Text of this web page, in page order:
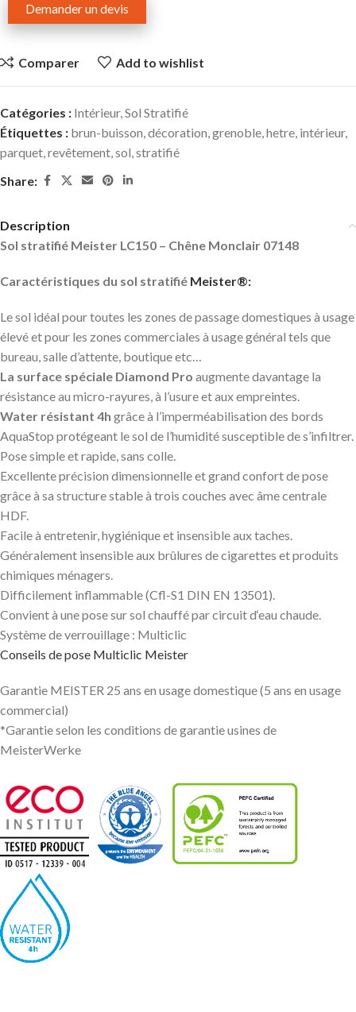
Demander un devis
Comparer Add to wishlist
Catégories : Intérieur,Sol Stratifié
Étiquettes : brun-buisson,décoration,grenoble,hetre, intérieur,
parquet,revêtement,sol,stratifié
Share:
Description
Sol stratifié Meister LC150 – Chêne Monclair 07148
Caractéristiques du sol stratifié Meister®:
Le sol idéal pour toutes les zones de passage domestiques à usage
élevé et pour les zones commerciales à usage général tels que
bureau, salle d’attente, boutique etc…
La surface spéciale Diamond Pro augmente davantage la
résistance au micro-rayures, à l’usure et aux empreintes.
Water résistant 4h grâce à l’imperméabilisation des bords
AquaStop protégeant le sol de l’humidité susceptible de s’infiltrer.
Pose simple et rapide, sans colle.
Excellente précision dimensionnelle et grand confort de pose
grâce à sa structure stable à trois couches avec âme centrale
HDF.
Facile à entretenir, hygiénique et insensible aux taches.
Généralement insensible aux brûlures de cigarettes et produits
chimiques ménagers.
Difficilement inflammable (Cfl-S1 DIN EN 13501).
Convient à une pose sur sol chauffé par circuit d‘eau chaude.
Système de verrouillage : Multiclic
Conseils de pose Multiclic Meister
Garantie MEISTER 25 ans en usage domestique (5 ans en usage
commercial)
*Garantie selon les conditions de garantie usines de
MeisterWerke